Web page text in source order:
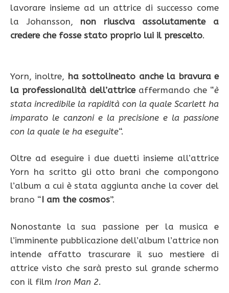
lavorare insieme ad un attrice di successo come
la Johansson, non riusciva assolutamente a
credere che fosse stato proprio lui il prescelto.
Yorn, inoltre, ha sottolineato anche la bravura e
la professionalità dell’attriceaffermando che “è
stata incredibile la rapidità con la quale Scarlett ha
imparato le canzoni e la precisione e la passione
con la quale le ha eseguite“.
Oltre ad eseguire i due duetti insieme all’attrice
Yorn ha scritto gli otto brani che compongono
l’album a cui è stata aggiunta anche la cover del
brano “I am the cosmos”.
Nonostante la sua passione per la musica e
l’imminente pubblicazione dell’album l’attrice non
intende affatto trascurare il suo mestiere di
attrice visto che sarà presto sul grande schermo
con il film Iron Man 2.